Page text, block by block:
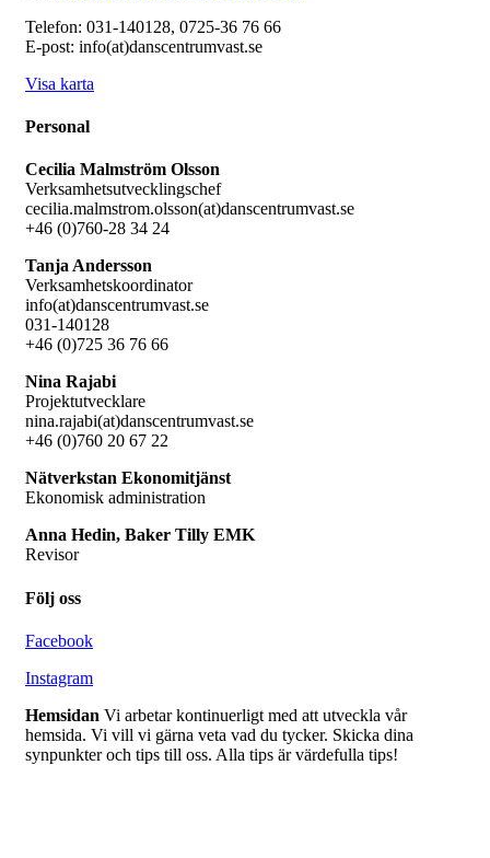
Telefon: 031-140128, 0725-36 76 66
E-post: info(at)danscentrumvast.se
Visa karta
Personal
Cecilia Malmström Olsson
Verksamhetsutvecklingschef
cecilia.malmstrom.olsson(at)danscentrumvast.se
+46 (0)760-28 34 24
Tanja Andersson
Verksamhetskoordinator
info(at)danscentrumvast.se
031-140128
+46 (0)725 36 76 66
Nina Rajabi
Projektutvecklare
nina.rajabi(at)danscentrumvast.se
+46 (0)760 20 67 22
Nätverkstan Ekonomitjänst
Ekonomisk administration
Anna Hedin, Baker Tilly EMK
Revisor
Följ oss
Facebook
Instagram
Hemsidan Vi arbetar kontinuerligt med att utveckla vår
hemsida. Vi vill vi gärna veta vad du tycker. Skicka dina
synpunkter och tips till oss. Alla tips är värdefulla tips!